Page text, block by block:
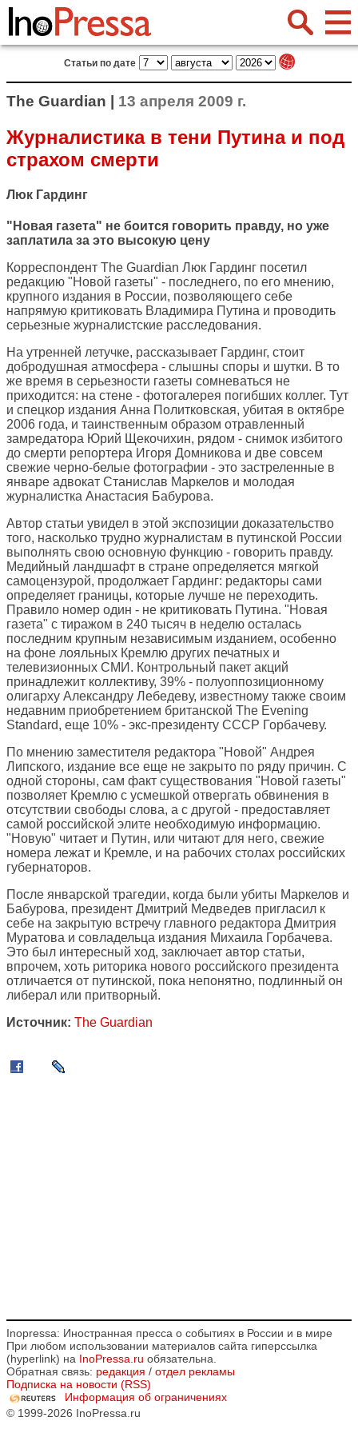
Статьи по дате
The Guardian | 13 апреля 2009 г.
Журналистика в тени Путина и под
страхом смерти
Люк Гардинг
"Новая газета" не боится говорить правду, но уже
заплатила за это высокую цену
Корреспондент The Guardian Люк Гардинг посетил
редакцию "Новой газеты" - последнего, по его мнению,
крупного издания в России, позволяющего себе
напрямую критиковать Владимира Путина и проводить
серьезные журналистские расследования.
На утренней летучке, рассказывает Гардинг, стоит
добродушная атмосфера - слышны споры и шутки. В то
же время в серьезности газеты сомневаться не
приходится: на стене - фотогалерея погибших коллег. Тут
и спецкор издания Анна Политковская, убитая в октябре
2006 года, и таинственным образом отравленный
замредатора Юрий Щекочихин, рядом - снимок избитого
до смерти репортера Игоря Домникова и две совсем
свежие черно-белые фотографии - это застреленные в
январе адвокат Станислав Маркелов и молодая
журналистка Анастасия Бабурова.
Автор статьи увидел в этой экспозиции доказательство
того, насколько трудно журналистам в путинской России
выполнять свою основную функцию - говорить правду.
Медийный ландшафт в стране определяется мягкой
самоцензурой, продолжает Гардинг: редакторы сами
определяет границы, которые лучше не переходить.
Правило номер один - не критиковать Путина. "Новая
газета" с тиражом в 240 тысяч в неделю осталась
последним крупным независимым изданием, особенно
на фоне лояльных Кремлю других печатных и
телевизионных СМИ. Контрольный пакет акций
принадлежит коллективу, 39% - полуоппозиционному
олигарху Александру Лебедеву, известному также своим
недавним приобретением британской The Evening
Standard, еще 10% - экс-президенту СССР Горбачеву.
По мнению заместителя редактора "Новой" Андрея
Липского, издание все еще не закрыто по ряду причин. С
одной стороны, сам факт существования "Новой газеты"
позволяет Кремлю с усмешкой отвергать обвинения в
отсутствии свободы слова, а с другой - предоставляет
самой российской элите необходимую информацию.
"Новую" читает и Путин, или читают для него, свежие
номера лежат и Кремле, и на рабочих столах российских
губернаторов.
После январской трагедии, когда были убиты Маркелов и
Бабурова, президент Дмитрий Медведев пригласил к
себе на закрытую встречу главного редактора Дмитрия
Муратова и совладельца издания Михаила Горбачева.
Это был интересный ход, заключает автор статьи,
впрочем, хоть риторика нового российского президента
отличается от путинской, пока непонятно, подлинный он
либерал или притворный.
Источник: The Guardian
Inopressa: Иностранная пресса о событиях в России и в мире
При любом использовании материалов сайта гиперссылка
(hyperlink) на InoPressa.ru обязательна.
Обратная связь: редакция / отдел рекламы
Подписка на новости (RSS)
Информация об ограничениях
© 1999-2026 InoPressa.ru